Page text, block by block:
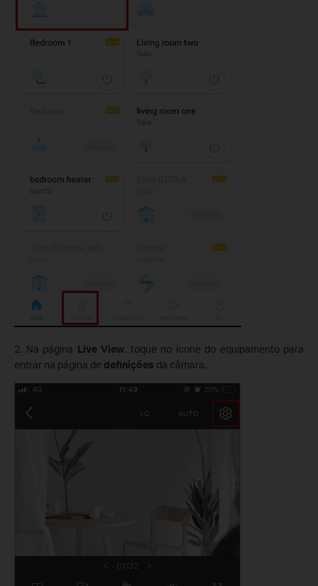
2. Na página Live View, toque no ícone do equipamento para
entrar na página de definições da câmara.